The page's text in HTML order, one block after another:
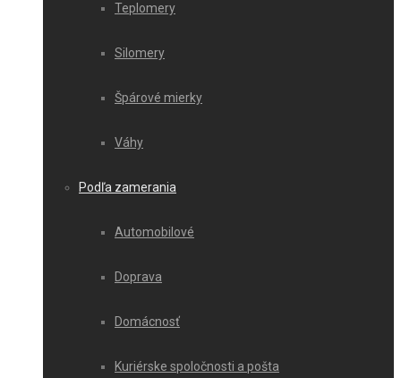
Teplomery
Silomery
Špárové mierky
Váhy
Podľa zamerania
Automobilové
Doprava
Domácnosť
Kuriérske spoločnosti a pošta